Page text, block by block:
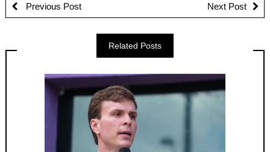
Previous Post Next Post
Related Posts